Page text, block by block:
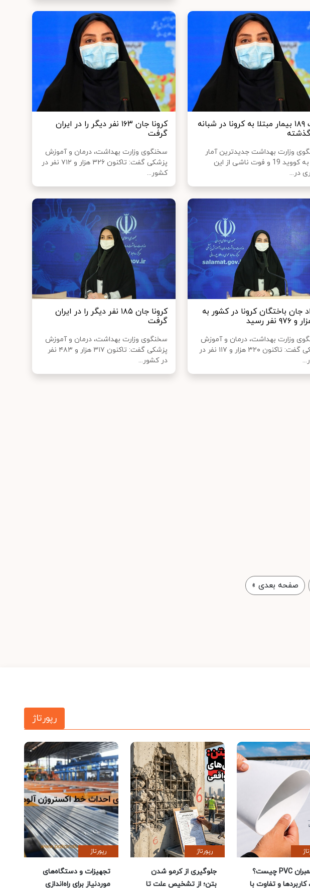
فوت ۱۸۹ بیمار مبتلا به کرونا در شبانه
وزارت بهداشت جدیدترین آمار
ابتلا به کووید 19 و فوت ناشی از این
در...
کرونا جان ۱۶۳ نفر دیگر را در ایران
گرفت
سخنگوی وزارت بهداشت، درمان و آموزش
پزشکی گفت: تاکنون ۳۲۶ هزار و ۷۱۲ نفر در
کشور...
جان باختگان کرونا در کشور به
وزارت بهداشت، درمان و آموزش
پزشکی گفت: تاکنون ۳۲۰ هزار و ۱۱۷ نفر در
کرونا جان ۱۸۵ نفر دیگر را در ایران
گرفت
سخنگوی وزارت بهداشت، درمان و آموزش
پزشکی گفت: تاکنون ۳۱۷ هزار و ۴۸۳ نفر
در کشور...
صفحه بعدی »
رپورتاژ
ژئوممبران PVC چیست؟
کاربردها و تفاوت با
رپورتاژ
جلوگیری از کرمو شدن
بتن؛ از تشخیص علت تا
رپورتاژ
تجهیزات و دستگاه‌های
موردنیاز برای راه‌اندازی